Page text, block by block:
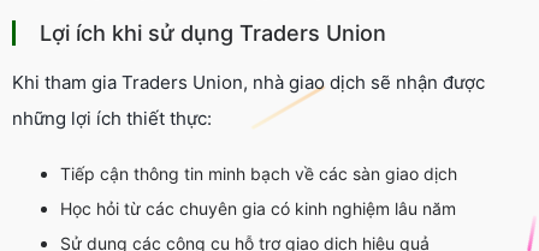
Lợi ích khi sử dụng Traders Union
Khi tham gia Traders Union, nhà giao dịch sẽ nhận được
những lợi ích thiết thực:
Tiếp cận thông tin minh bạch về các sàn giao dịch
Học hỏi từ các chuyên gia có kinh nghiệm lâu năm
Sử dụng các công cụ hỗ trợ giao dịch hiệu quả